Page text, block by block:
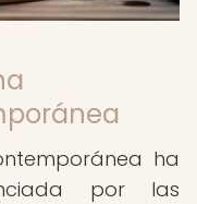
ha
por las